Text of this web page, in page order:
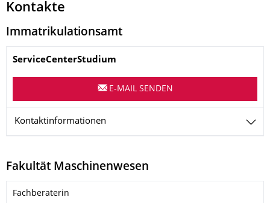
Kontakte
Immatrikulationsamt
Name
ServiceCenterStudium
E-MAIL SENDEN
Kontaktinformationen
Fakultät Maschinenwesen
Name
Fachberaterin